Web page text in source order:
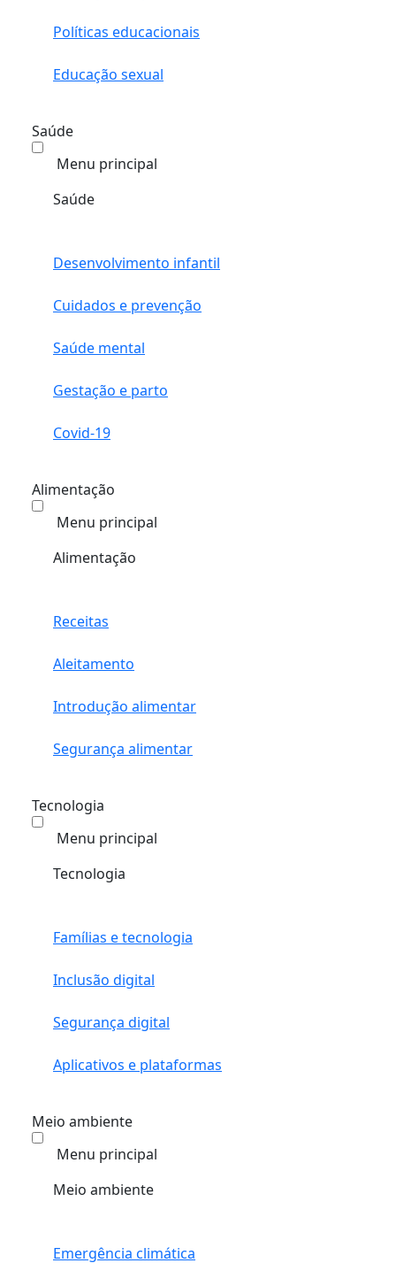
Políticas educacionais
Educação sexual
Saúde
Menu principal
Saúde
Desenvolvimento infantil
Cuidados e prevenção
Saúde mental
Gestação e parto
Covid-19
Alimentação
Menu principal
Alimentação
Receitas
Aleitamento
Introdução alimentar
Segurança alimentar
Tecnologia
Menu principal
Tecnologia
Famílias e tecnologia
Inclusão digital
Segurança digital
Aplicativos e plataformas
Meio ambiente
Menu principal
Meio ambiente
Emergência climática